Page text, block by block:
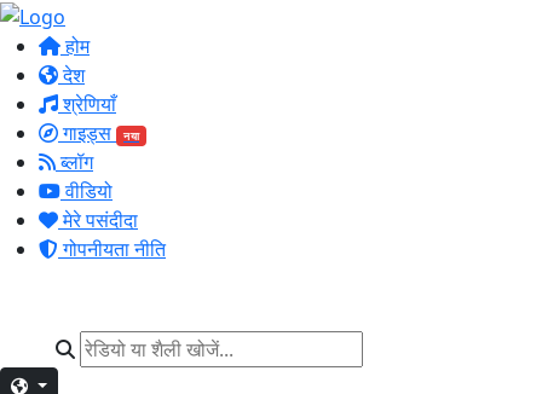
होम
देश
श्रेणियाँ
गाइड्स
नया
ब्लॉग
वीडियो
मेरे पसंदीदा
गोपनीयता नीति